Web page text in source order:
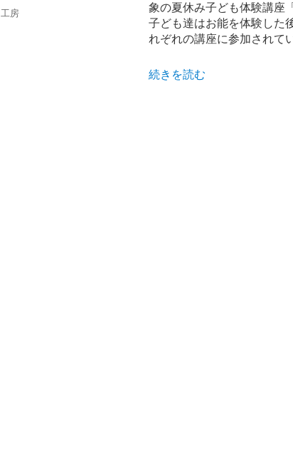
象の夏休み子ども体験講座
子ども達はお能を体験した
れぞれの講座に参加されて
“夏休み子ども体験講座” の
続きを読む
稿
カ
工房